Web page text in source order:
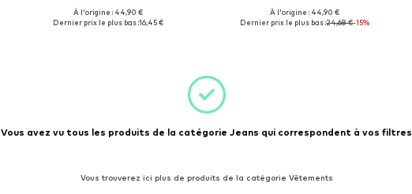
Tailles disponibles: 25 x 36, 26 x 36
À l'origine : 44,90 €
Dernier prix le plus bas :16,45 €
Tailles disponibles: 25 x 36
À l'origine : 44,90 €
Dernier prix le plus bas :24,68 €-15%
Vous avez vu tous les produits de la catégorie Jeans qui correspondent à vos filtres
Vous trouverez ici plus de produits de la catégorie Vêtements